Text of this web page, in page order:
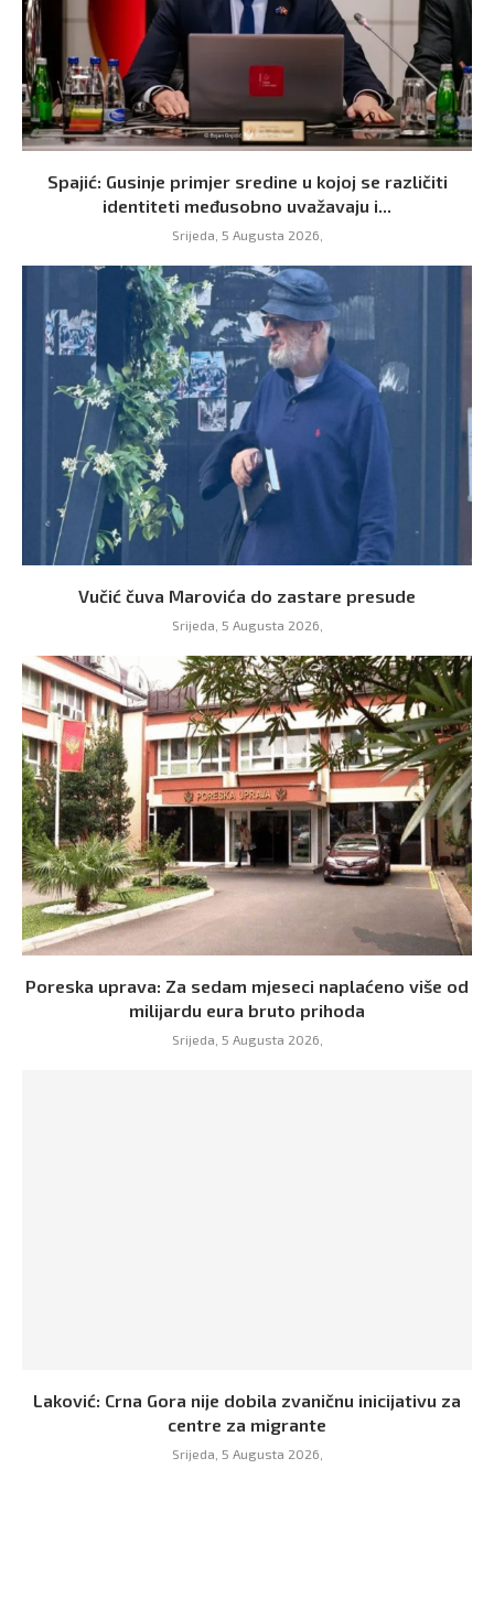
Spajić: Gusinje primjer sredine u kojoj se različiti
identiteti međusobno uvažavaju i...
Srijeda, 5 Augusta 2026,
Vučić čuva Marovića do zastare presude
Srijeda, 5 Augusta 2026,
Poreska uprava: Za sedam mjeseci naplaćeno više od
milijardu eura bruto prihoda
Srijeda, 5 Augusta 2026,
Laković: Crna Gora nije dobila zvaničnu inicijativu za
centre za migrante
Srijeda, 5 Augusta 2026,